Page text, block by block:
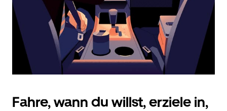
den
Kalender
zu
schließen.
Fahre, wann du willst, erziele in,